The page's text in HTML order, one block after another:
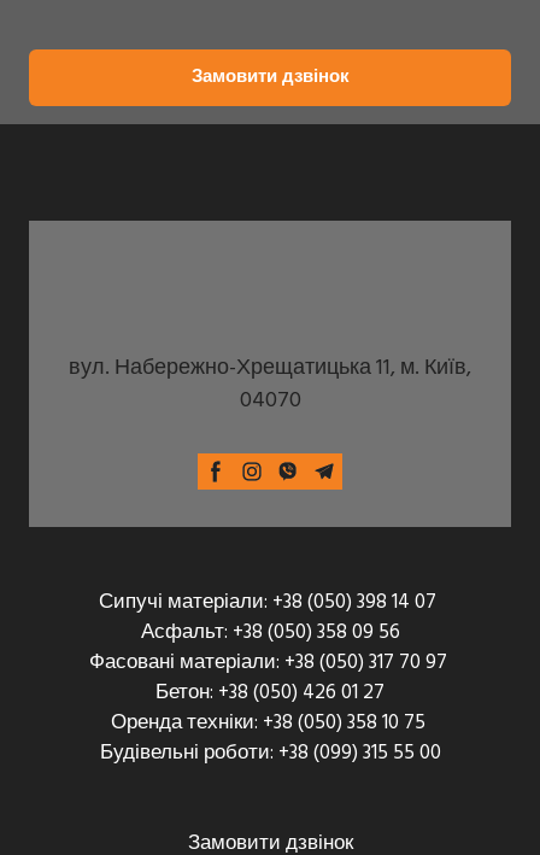
Замовити дзвінок
вул. Набережно-Хрещатицька 11, м. Київ,
04070
Сипучі матеріали: +38 (050) 398 14 07
Асфальт: +38 (050) 358 09 56
Фасовані матеріали: +38 (050) 317 70 97
Бетон: +38 (050) 426 01 27
Оренда техніки: +38 (050) 358 10 75
Будівельні роботи: +38 (099) 315 55 00
Замовити дзвінок